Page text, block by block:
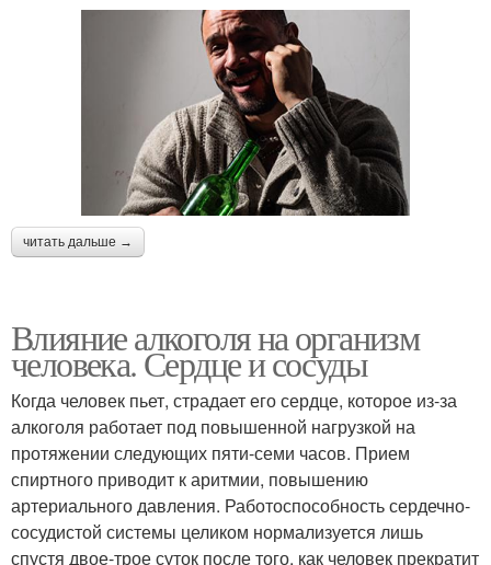
читать дальше →
Влияние алкоголя на организм
человека. Сердце и сосуды
Когда человек пьет, страдает его сердце, которое из-за
алкоголя работает под повышенной нагрузкой на
протяжении следующих пяти-семи часов. Прием
спиртного приводит к аритмии, повышению
артериального давления. Работоспособность сердечно-
сосудистой системы целиком нормализуется лишь
спустя двое-трое суток после того, как человек прекратит